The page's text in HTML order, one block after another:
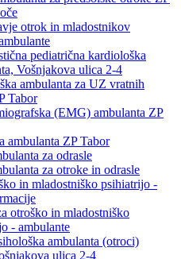
otrok in mladostnikov
pediatrična kardiološka
Vošnjakova ulica 2-4
ambulanta za UZ vratnih
Tabor
(EMG) ambulanta ZP
ambulanta ZP Tabor
za odrasle
za otroke in odrasle
in mladostniško psihiatrijo -
otroško in mladostniško
- ambulante
ambulanta (otroci)
ulica 2-4